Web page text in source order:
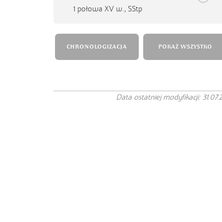
1 połowa XV w., SStp
CHRONOLOGIZACJA POKAŻ WSZYSTKO
Data ostatniej modyfikacji: